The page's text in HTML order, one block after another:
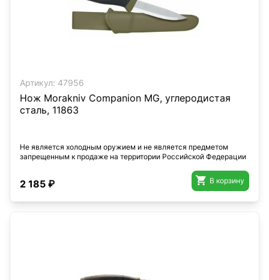
Артикул: 47956
Нож Morakniv Companion MG, углеродистая
сталь, 11863
Не является холодным оружием и не является предметом
запрещенным к продаже на территории Российской Федерации
2 185 ₽  В корзину